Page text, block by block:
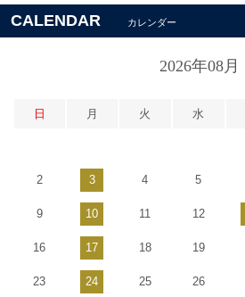
CALENDAR カレンダー
2026年08月
日 月 火 水
2 3 4 5
9 10 11 12
16 17 18 19
23 24 25 26